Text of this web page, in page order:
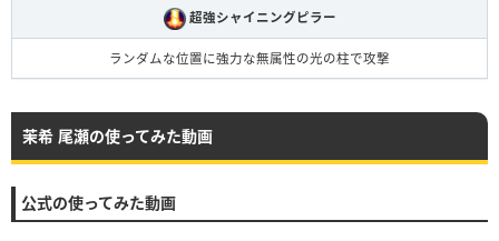
超強シャイニングピラー
ランダムな位置に強力な無属性の光の柱で攻撃
茉希 尾瀬の使ってみた動画
公式の使ってみた動画